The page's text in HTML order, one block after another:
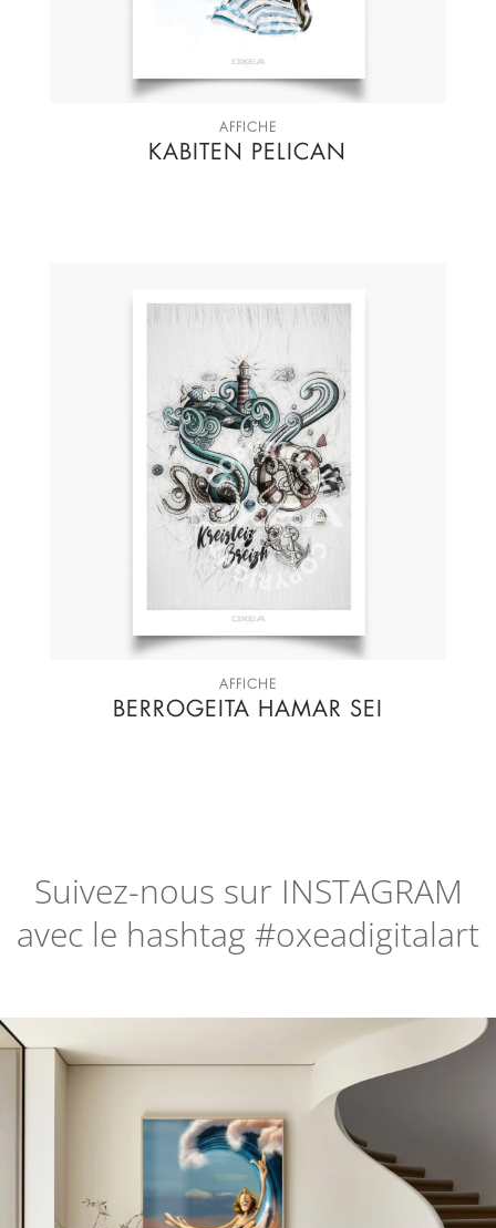
AFFICHE
KABITEN PELICAN
AFFICHE
BERROGEITA HAMAR SEI
Suivez-nous sur INSTAGRAM
avec le hashtag #oxeadigitalart